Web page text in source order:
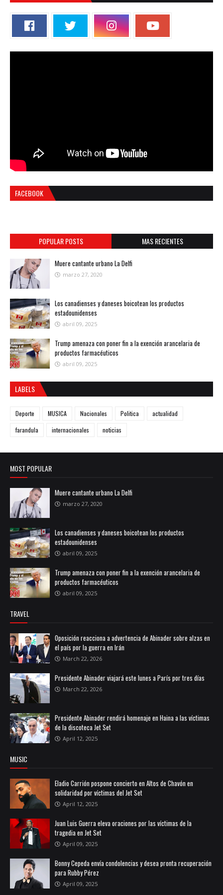
FACEBOOK
POPULAR POSTS MAS RECIENTES
Muere cantante urbano La Delfi
marzo 27, 2020
Los canadienses y daneses boicotean los productos
estadounidenses
abril 09, 2025
Trump amenaza con poner fin a la exención arancelaria de
productos farmacéuticos
abril 09, 2025
LABELS
Deporte MUSICA Nacionales Politica
actualidad
farandula
internacionales noticias
MOST POPULAR
Muere cantante urbano La Delfi
marzo 27, 2020
Los canadienses y daneses boicotean los productos
estadounidenses
abril 09, 2025
Trump amenaza con poner fin a la exención arancelaria de
productos farmacéuticos
abril 09, 2025
TRAVEL
Oposición reacciona a advertencia de Abinader sobre alzas en
el país por la guerra en Irán
March 22, 2026
Presidente Abinader viajará este lunes a París por tres días
March 22, 2026
Presidente Abinader rendirá homenaje en Haina a las víctimas
de la discoteca Jet Set
April 12, 2025
MUSIC
Eladio Carrión pospone concierto en Altos de Chavón en
solidaridad por víctimas del Jet Set
April 12, 2025
Juan Luis Guerra eleva oraciones por las víctimas de la
tragedia en Jet Set
April 09, 2025
Bonny Cepeda envía condolencias y desea pronta recuperación
para Rubby Pérez
April 09, 2025